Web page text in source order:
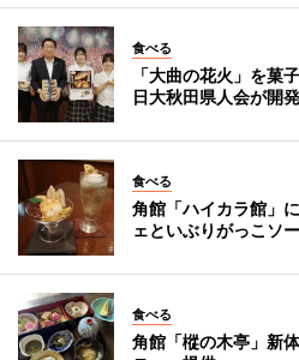
食べる
「大曲の花火」を
日大秋田県人会が開発
食べる
角館「ハイカラ館」
ェといぶりがっこソ
食べる
角館「樅の木亭」新